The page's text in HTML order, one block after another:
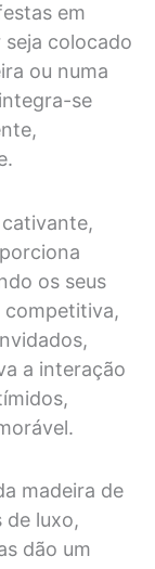
em
colocado
ou numa
se
os seus
competitiva,
a interação
madeira de
de luxo,
dão um